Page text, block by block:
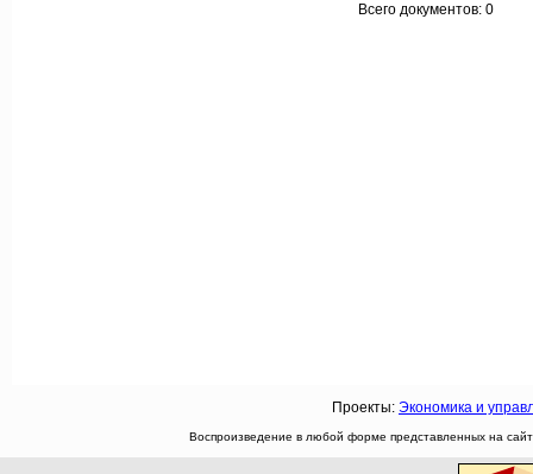
Всего документов: 0
Проекты: Экономика и
Воспроизведение в любой форме представленных на